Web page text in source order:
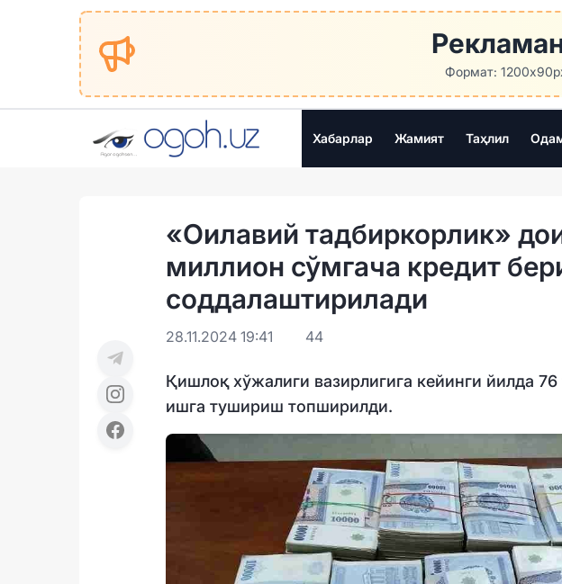
Формат:
Хабарлар Жамият Таҳлил
«Оилавий тадбиркорлик»
миллион сўмгача кредит
соддалаштирилади
28.11.2024 19:41 44
Қишлоқ хўжалиги вазирлигига кейинги йилда
ишга тушириш топширилди.